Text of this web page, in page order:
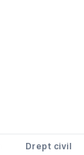
Drept civil